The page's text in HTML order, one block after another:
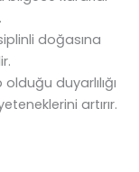
doğasına
duyarlılığı
artırır.